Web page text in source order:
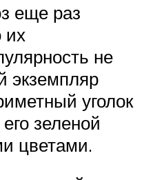
еще раз
их
не
экземпляр
уголок
зеленой
цветами.